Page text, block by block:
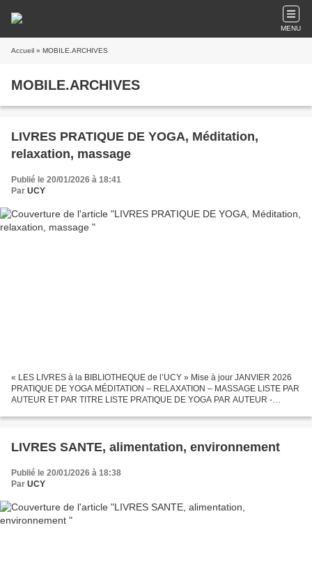
MENU
Accueil » MOBILE.ARCHIVES
MOBILE.ARCHIVES
LIVRES PRATIQUE DE YOGA, Méditation,
relaxation, massage
Publié le 20/01/2026 à 18:41
Par UCY
« LES LIVRES à la BIBLIOTHEQUE de l’UCY » Mise à jour JANVIER 2026
PRATIQUE DE YOGA MÉDITATION – RELAXATION – MASSAGE LISTE PAR
AUTEUR ET PAR TITRE LISTE PRATIQUE DE YOGA PAR AUTEUR -
PRATIQUE...
LIVRES SANTE, alimentation, environnement
Publié le 20/01/2026 à 18:38
Par UCY